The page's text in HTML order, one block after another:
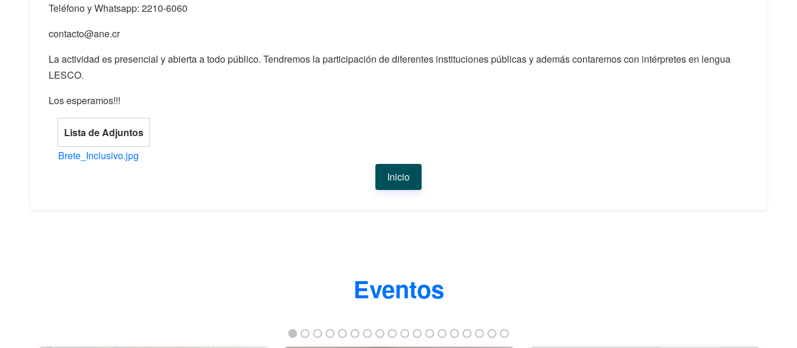
Teléfono y Whatsapp: 2210-6060
contacto@ane.cr
La actividad es presencial y abierta a todo público. Tendremos la participación de diferentes instituciones públicas y además contaremos con intérpretes en lengua
LESCO.
Los esperamos!!!
Lista de Adjuntos
Brete_Inclusivo.jpg
Inicio
Eventos